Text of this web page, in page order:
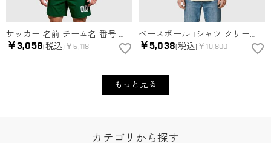
サッカー 名前 チーム名 番号 上下セット サッカーウェア ユニフォーム 男女兼用 オーダーメイド
￥3,058(税込)￥6,118
ベースボール Tシャツ クリーム・ネイビー 名前 チーム名 ロゴ 番号入り パーソナライズ対応 男女兼用
￥5,038(税込)￥10,800
もっと見る
カテゴリから探す